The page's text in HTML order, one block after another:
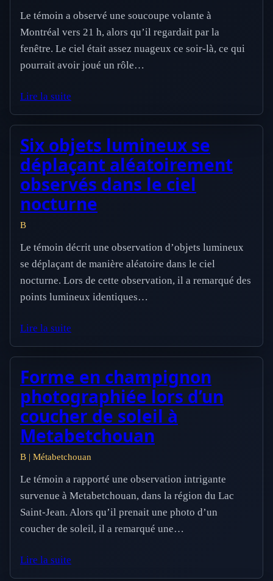
Le témoin a observé une soucoupe volante à
Montréal vers 21 h, alors qu’il regardait par la
fenêtre. Le ciel était assez nuageux ce soir-là, ce qui
pourrait avoir joué un rôle…
Lire la suite
Six objets lumineux se
déplaçant aléatoirement
observés dans le ciel
nocturne
B
Le témoin décrit une observation d’objets lumineux
se déplaçant de manière aléatoire dans le ciel
nocturne. Lors de cette observation, il a remarqué des
points lumineux identiques…
Lire la suite
Forme en champignon
photographiée lors d’un
coucher de soleil à
Metabetchouan
B | Métabetchouan
Le témoin a rapporté une observation intrigante
survenue à Metabetchouan, dans la région du Lac
Saint-Jean. Alors qu’il prenait une photo d’un
coucher de soleil, il a remarqué une…
Lire la suite